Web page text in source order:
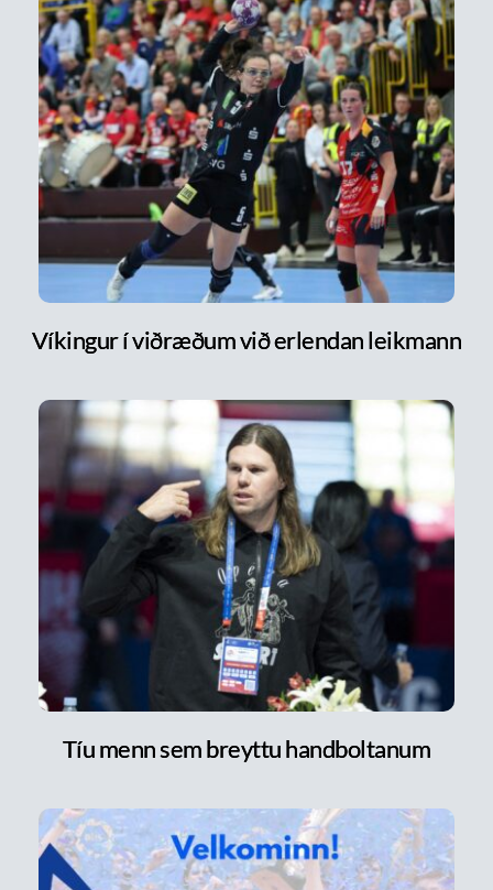
Víkingur í viðræðum við erlendan leikmann
Tíu menn sem breyttu handboltanum